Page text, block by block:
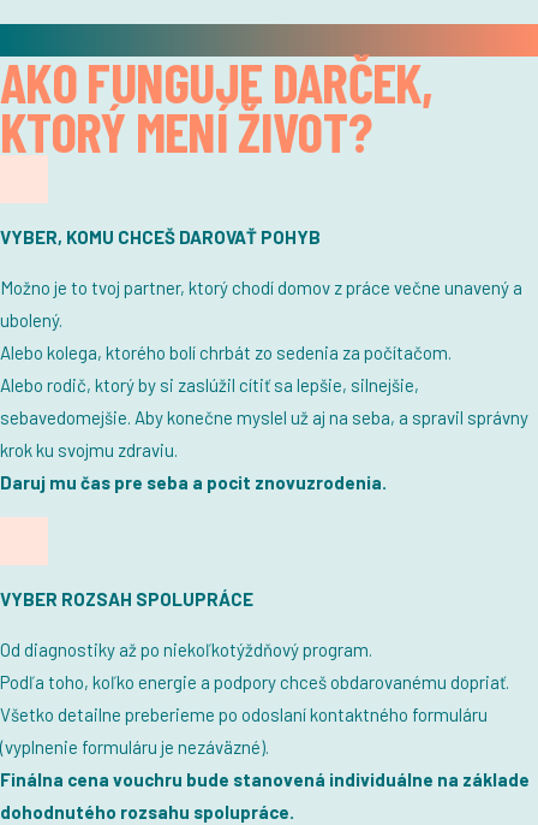
AKO FUNGUJE DARČEK,
KTORÝ MENÍ ŽIVOT?
VYBER, KOMU CHCEŠ DAROVAŤ POHYB
Možno je to tvoj partner, ktorý chodí domov z práce večne unavený a
ubolený.
Alebo kolega, ktorého bolí chrbát zo sedenia za počítačom.
Alebo rodič, ktorý by si zaslúžil cítiť sa lepšie, silnejšie,
sebavedomejšie. Aby konečne myslel už aj na seba, a spravil správny
krok ku svojmu zdraviu.
Daruj mu čas pre seba a pocit znovuzrodenia.
VYBER ROZSAH SPOLUPRÁCE
Od diagnostiky až po niekoľkotýždňový program.
Podľa toho, koľko energie a podpory chceš obdarovanému dopriať.
Všetko detailne preberieme po odoslaní kontaktného formuláru
(vyplnenie formuláru je nezáväzné).
Finálna cena vouchru bude stanovená individuálne na základe
dohodnutého rozsahu spolupráce.